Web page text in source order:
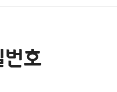
번호